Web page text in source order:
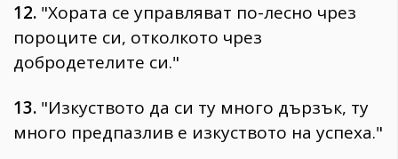
12. "Хората се управляват по-лесно чрез
пороците си, отколкото чрез
добродетелите си."
13. "Изкуството да си ту много дързък, ту
много предпазлив е изкуството на успеха."